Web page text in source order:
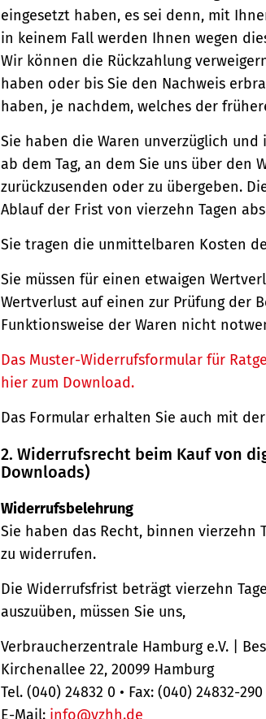
eingesetzt haben, es sei denn, mit
in keinem Fall werden Ihnen wegen
Wir können die Rückzahlung
haben oder bis Sie den Nachweis
haben, je nachdem, welches der
Sie haben die Waren unverzüglich
ab dem Tag, an dem Sie uns über den
zurückzusenden oder zu übergeben.
Ablauf der Frist von vierzehn Tagen
Sie tragen die unmittelbaren Kosten
Sie müssen für einen etwaigen
Wertverlust auf einen zur Prüfung der
Funktionsweise der Waren nicht
Das Muster-Widerrufsformular für
hier zum Download.
Das Formular erhalten Sie auch mit der
2. Widerrufsrecht beim Kauf von
Downloads)
Widerrufsbelehrung
Sie haben das Recht, binnen vierzehn
zu widerrufen.
Die Widerrufsfrist beträgt vierzehn
auszuüben, müssen Sie uns,
Verbraucherzentrale Hamburg e.V. |
Kirchenallee 22, 20099 Hamburg
Tel. (040) 24832 0 • Fax: (040) 24832-290
E-Mail: info@vzhh.de